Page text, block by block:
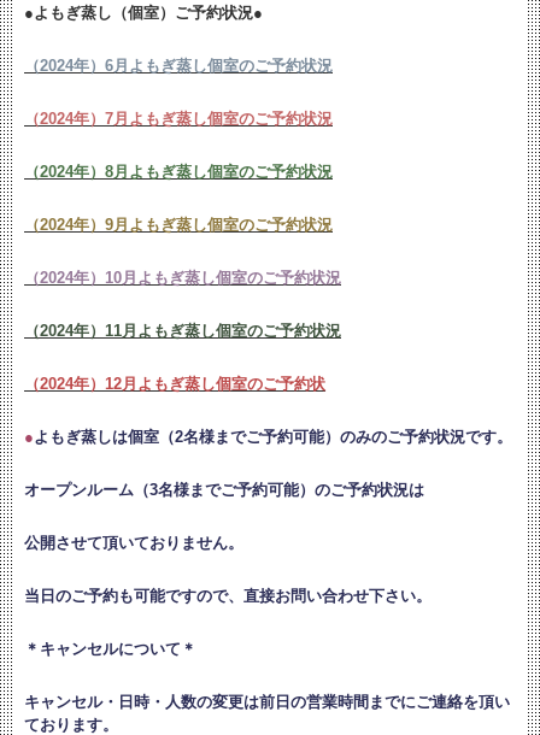
●よもぎ蒸し（個室）ご予約状況●
（2024年）6月よもぎ蒸し個室のご予約状況
（2024年）7月よもぎ蒸し個室のご予約状況
（2024年）8月よもぎ蒸し個室のご予約状況
（2024年）9月よもぎ蒸し個室のご予約状況
（2024年）10月よもぎ蒸し個室のご予約状況
（2024年）11月よもぎ蒸し個室のご予約状況
（2024年）12月よもぎ蒸し個室のご予約状
●よもぎ蒸しは個室（2名様までご予約可能）のみのご予約状況です。
オープンルーム（3名様までご予約可能）のご予約状況は
公開させて頂いておりません。
当日のご予約も可能ですので、直接お問い合わせ下さい。
＊キャンセルについて＊
キャンセル・日時・人数の変更は前日の営業時間までにご連絡を頂い
ております。